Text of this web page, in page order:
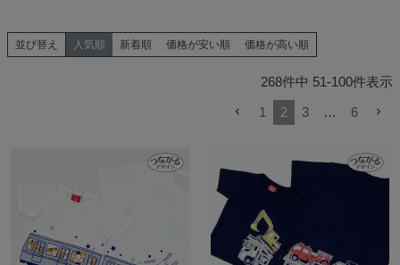
並び替え 人気順 新着順 価格が安い順 価格が高い順
268件中 51-100件表示
1
2 3 … 6